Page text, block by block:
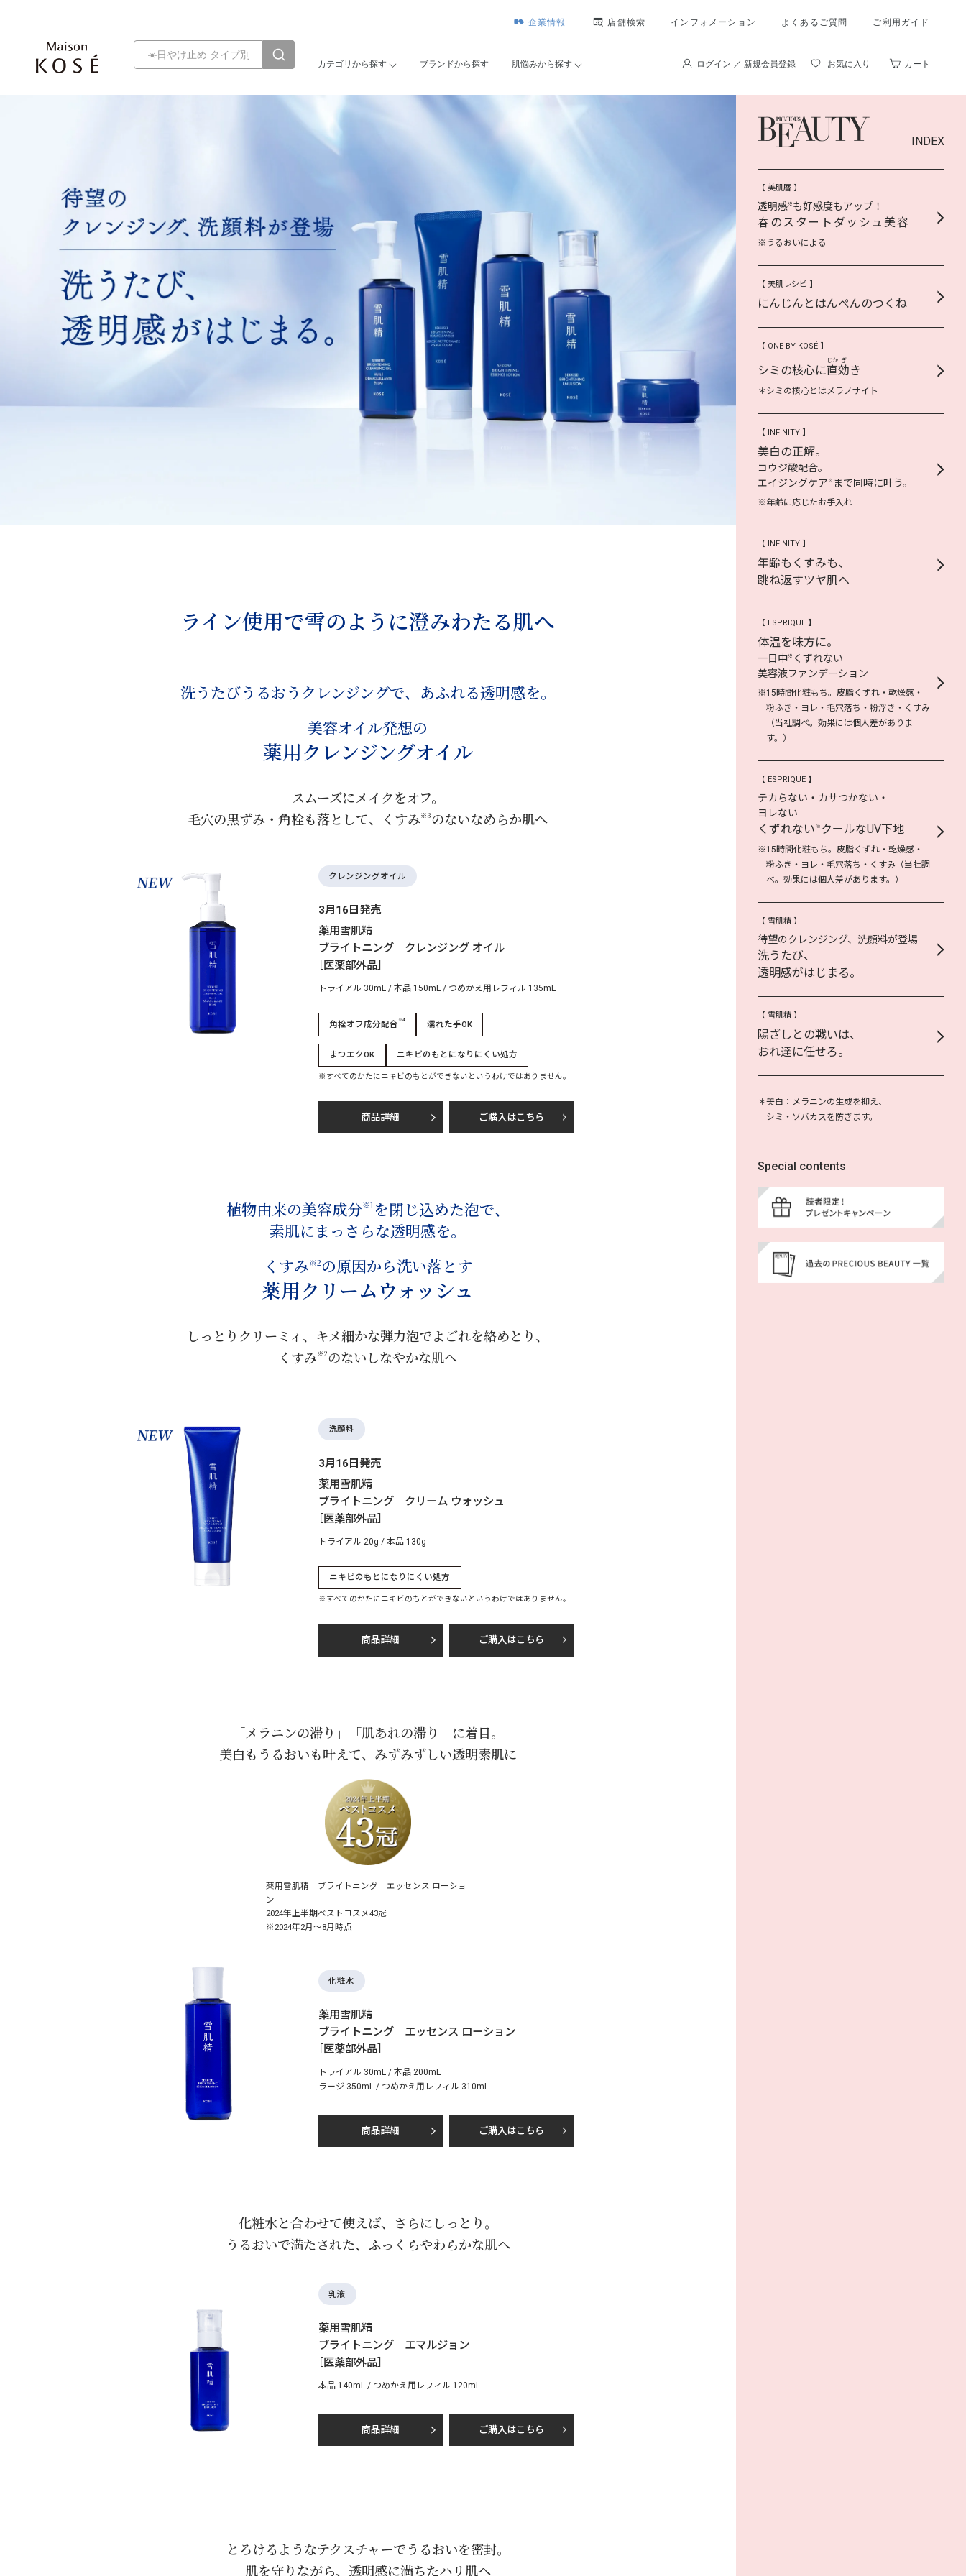
企業情報 店舗検索 インフォメーション よくあるご質問 ご利用ガイド
カテゴリから探す ブランドから探す 肌悩みから探す ログイン ／ 新規会員登録 お気に入り カート
ライン使用で雪のように澄みわたる肌へ
洗うたびうるおうクレンジングで、 あふれる透明感を。
美容オイル発想の
薬用クレンジングオイル
スムーズにメイクをオフ。
毛穴の黒ずみ・角栓も落として、
くすみ※3のないなめらか肌へ
クレンジングオイル
3月16日発売
薬用雪肌精
ブライトニング クレンジング オイル
［医薬部外品］
トライアル 30mL / 本品 150mL / つめかえ用レフィル 135mL
角栓オフ成分配合 ※4 濡れた手OK
まつエクOK ニキビのもとになりにくい処方
※すべてのかたにニキビのもとができないというわけではありません。
商品詳細 ご購入はこちら
植物由来の美容成分※1 を閉じ込めた泡で、
素肌にまっさらな透明感を。
くすみ※2の原因から洗い落とす
薬用クリームウォッシュ
しっとりクリーミィ、 キメ細かな弾力泡でよごれを絡めとり、
くすみ※2のないしなやかな肌へ
洗顔料
3月16日発売
薬用雪肌精
ブライトニング クリーム ウォッシュ
［医薬部外品］
トライアル 20g / 本品 130g
ニキビのもとになりにくい処方
※すべてのかたにニキビのもとができないというわけではありません。
商品詳細 ご購入はこちら
「メラニンの滞り」「肌あれの滞り」に着目。
美白もうるおいも叶えて、 みずみずしい透明素肌に
薬用雪肌精 ブライトニング エッセンス ローショ
ン
2024年上半期ベストコスメ43冠
※2024年2月～8月時点
化粧水
薬用雪肌精
ブライトニング エッセンス ローション
［医薬部外品］
トライアル 30mL / 本品 200mL
ラージ 350mL / つめかえ用レフィル 310mL
商品詳細 ご購入はこちら
化粧水と合わせて使えば、さらにしっとり。
うるおいで満たされた、 ふっくらやわらかな肌へ
乳液
薬用雪肌精
ブライトニング エマルジョン
［医薬部外品］
本品 140mL / つめかえ用レフィル 120mL
商品詳細 ご購入はこちら
とろけるようなテクスチャーでうるおいを密封。
肌を守りながら、 透明感に満ちたハリ肌へ
INDEX
【 美肌暦 】
透明感※ も好感度もアップ！
春のスタートダッシュ美容
※うるおいによる
【 美肌レシピ 】
にんじんとはんぺんのつくね
【 ONE BY KOSÉ 】
シミの核心に直
じか
効
ぎ
き
＊シミの核心とはメラノサイト
【 INFINITY 】
美白の正解。
コウジ酸配合。
エイジングケア ※ まで同時に叶う。
※年齢に応じたお手入れ
【 INFINITY 】
年齢もくすみも、
跳ね返すツヤ肌へ
【 ESPRIQUE 】
体温を味方に。
一日中※ くずれない
美容液ファンデーション
※15時間化粧もち。皮脂くずれ・乾燥感・
粉ふき・ヨレ・毛穴落ち・粉浮き・くすみ
（当社調べ。効果には個人差がありま
す。）
【 ESPRIQUE 】
テカらない・カサつかない・
ヨレない
くずれない ※ クールなUV下地
※15時間化粧もち。皮脂くずれ・乾燥感・
粉ふき・ヨレ・毛穴落ち・くすみ（当社調
べ。効果には個人差があります。）
【 雪肌精 】
待望のクレンジング、洗顔料が登場
洗うたび、
透明感がはじまる。
【 雪肌精 】
陽ざしとの戦いは、
おれ達に任せろ。
＊美白：メラニンの生成を抑え、
シミ・ソバカスを防ぎます。
Special contents